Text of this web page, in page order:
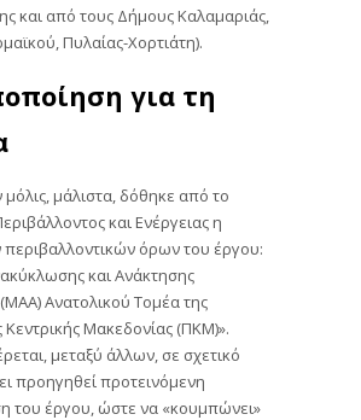
και από τους Δήμους Καλαμαριάς,
Πυλαίας-Χορτιάτη).
για τη
μάλιστα, δόθηκε από το
και Ενέργειας η
περιβαλλοντικών όρων του έργου:
και Ανάκτησης
Ανατολικού Τομέα της
Κεντρικής Μακεδονίας (ΠΚΜ)».
μεταξύ άλλων, σε σχετικό
προηγηθεί προτεινόμενη
του έργου, ώστε να «κουμπώνει»